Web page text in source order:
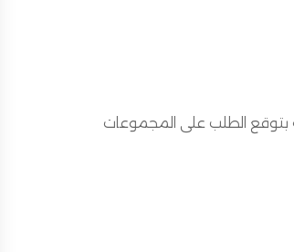
بتوقع الطلب على المجموعات